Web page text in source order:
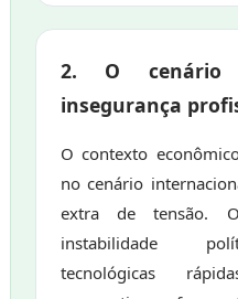
2. O cenário
insegurança
O contexto
no cenário
extra de tensão.
instabilidade
tecnológicas